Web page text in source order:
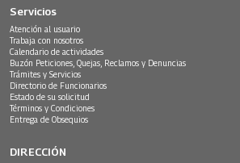
Servicios
Atención al usuario
Trabaja con nosotros
Calendario de actividades
Buzón Peticiones, Quejas, Reclamos y Denuncias
Trámites y Servicios
Directorio de Funcionarios
Estado de su solicitud
Términos y Condiciones
Entrega de Obsequios
DIRECCIÓN